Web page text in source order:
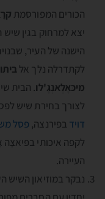
הכורים המפורסמת
יצא למרחוק בגין
הישנה של העיר,
לקתדרלה נלך אל
מיכּאֶלְאנְגֶ'לו. הבית
לצורך בחירת שיש
דויד בפירנצה, פסל
לקפה איכותי
העיירה.
נבקר במוזיאון השיש